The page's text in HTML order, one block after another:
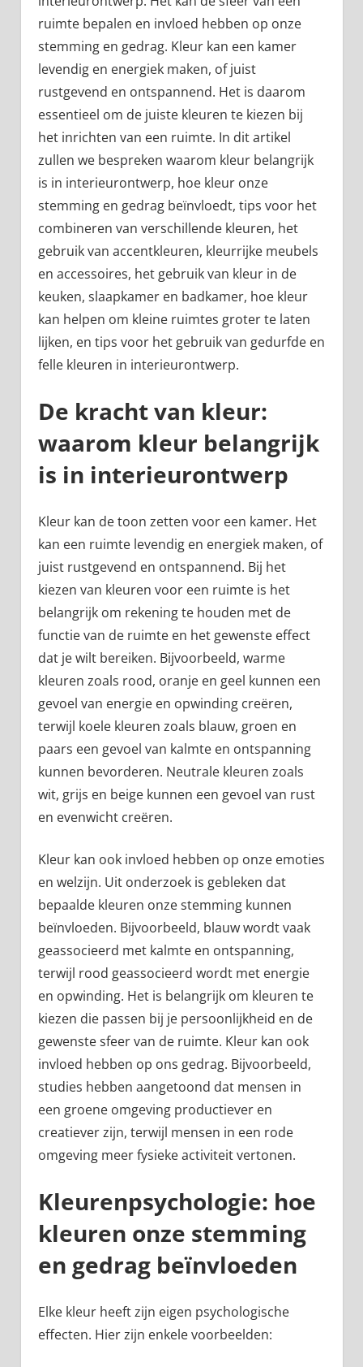
ruimte bepalen en invloed hebben op onze
stemming en gedrag. Kleur kan een kamer
levendig en energiek maken, of juist
rustgevend en ontspannend. Het is daarom
essentieel om de juiste kleuren te kiezen bij
het inrichten van een ruimte. In dit artikel
zullen we bespreken waarom kleur belangrijk
is in interieurontwerp, hoe kleur onze
stemming en gedrag beïnvloedt, tips voor het
combineren van verschillende kleuren, het
gebruik van accentkleuren, kleurrijke meubels
en accessoires, het gebruik van kleur in de
keuken, slaapkamer en badkamer, hoe kleur
kan helpen om kleine ruimtes groter te laten
lijken, en tips voor het gebruik van gedurfde en
felle kleuren in interieurontwerp.
De kracht van kleur:
waarom kleur belangrijk
is in interieurontwerp
Kleur kan de toon zetten voor een kamer. Het
kan een ruimte levendig en energiek maken, of
juist rustgevend en ontspannend. Bij het
kiezen van kleuren voor een ruimte is het
belangrijk om rekening te houden met de
functie van de ruimte en het gewenste effect
dat je wilt bereiken. Bijvoorbeeld, warme
kleuren zoals rood, oranje en geel kunnen een
gevoel van energie en opwinding creëren,
terwijl koele kleuren zoals blauw, groen en
paars een gevoel van kalmte en ontspanning
kunnen bevorderen. Neutrale kleuren zoals
wit, grijs en beige kunnen een gevoel van rust
en evenwicht creëren.
Kleur kan ook invloed hebben op onze emoties
en welzijn. Uit onderzoek is gebleken dat
bepaalde kleuren onze stemming kunnen
beïnvloeden. Bijvoorbeeld, blauw wordt vaak
geassocieerd met kalmte en ontspanning,
terwijl rood geassocieerd wordt met energie
en opwinding. Het is belangrijk om kleuren te
kiezen die passen bij je persoonlijkheid en de
gewenste sfeer van de ruimte. Kleur kan ook
invloed hebben op ons gedrag. Bijvoorbeeld,
studies hebben aangetoond dat mensen in
een groene omgeving productiever en
creatiever zijn, terwijl mensen in een rode
omgeving meer fysieke activiteit vertonen.
Kleurenpsychologie: hoe
kleuren onze stemming
en gedrag beïnvloeden
Elke kleur heeft zijn eigen psychologische
effecten. Hier zijn enkele voorbeelden: